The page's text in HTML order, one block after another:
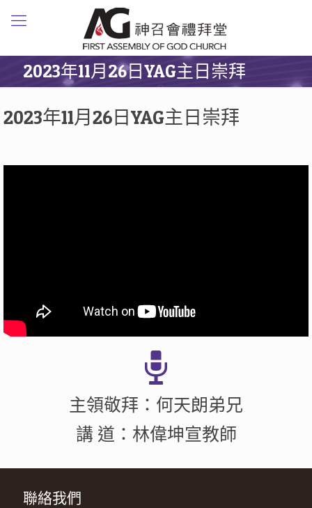
2023年11月26日YAG主日崇拜
2023年11月26日YAG主日崇拜
主領敬拜：何天朗弟兄
講 道：林偉坤宣教師
聯絡我們